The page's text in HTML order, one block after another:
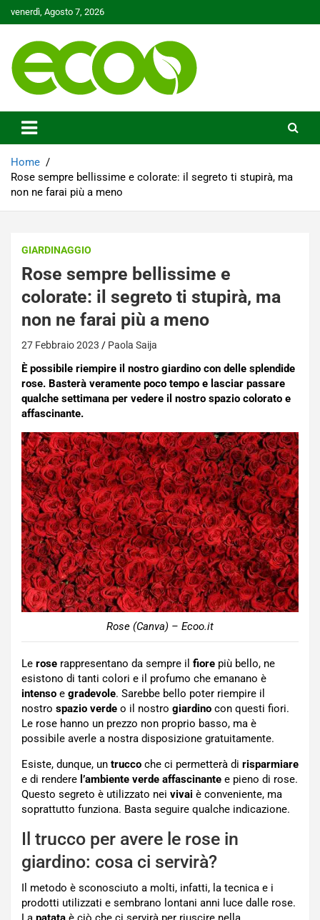
to
venerdì, Agosto 7, 2026
Ecoo.it
Home
Rose sempre bellissime e colorate: il segreto ti stupirà, ma
non ne farai più a meno
GIARDINAGGIO
Rose sempre bellissime e
colorate: il segreto ti stupirà, ma
non ne farai più a meno
27 Febbraio 2023 Paola Saija
È possibile riempire il nostro giardino con delle splendide
rose. Basterà veramente poco tempo e lasciar passare
qualche settimana per vedere il nostro spazio colorato e
affascinante.
Rose (Canva) – Ecoo.it
Le rose rappresentano da sempre il fiore più bello, ne
esistono di tanti colori e il profumo che emanano è
intenso e gradevole. Sarebbe bello poter riempire il
nostro spazio verde o il nostro giardino con questi fiori.
Le rose hanno un prezzo non proprio basso, ma è
possibile averle a nostra disposizione gratuitamente.
Esiste, dunque, un trucco che ci permetterà di risparmiare
e di rendere l’ambiente verde affascinante e pieno di rose.
Questo segreto è utilizzato nei vivai è conveniente, ma
soprattutto funziona. Basta seguire qualche indicazione.
Il trucco per avere le rose in
giardino: cosa ci servirà?
Il metodo è sconosciuto a molti, infatti, la tecnica e i
prodotti utilizzati e sembrano lontani anni luce dalle rose.